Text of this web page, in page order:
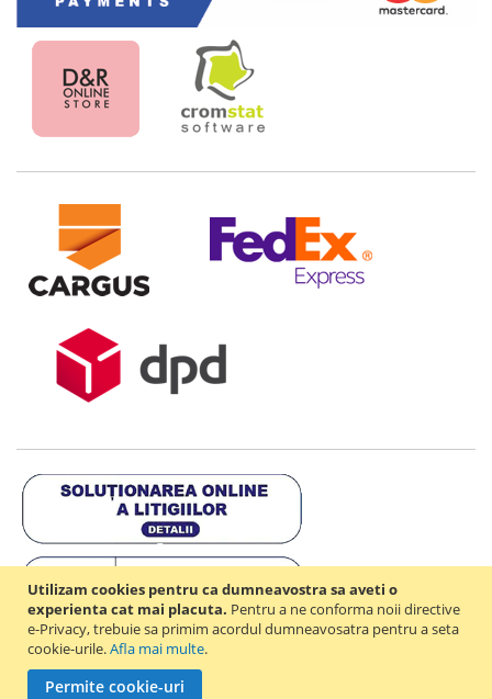
Utilizam cookies pentru ca dumneavostra sa aveti o
experienta cat mai placuta. Pentru a ne conforma noii directive
e-Privacy, trebuie sa primim acordul dumneavosatra pentru a seta
cookie-urile.Afla mai multe.
Permite cookie-uri
Copyright © 2021-2026 - D & R ONLINE STORE S.R.L - RO44714842 -